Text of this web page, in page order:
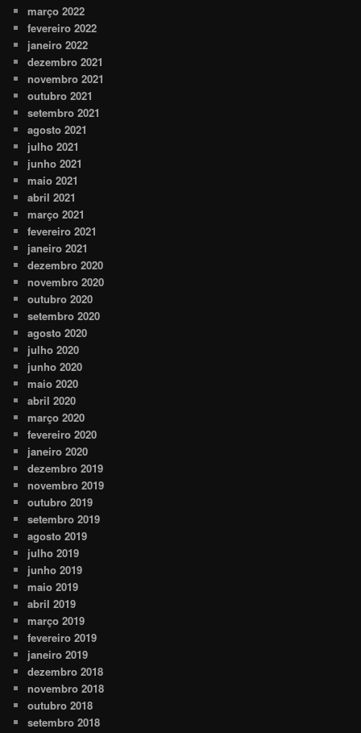
março 2022
fevereiro 2022
janeiro 2022
dezembro 2021
novembro 2021
outubro 2021
setembro 2021
agosto 2021
julho 2021
junho 2021
maio 2021
abril 2021
março 2021
fevereiro 2021
janeiro 2021
dezembro 2020
novembro 2020
outubro 2020
setembro 2020
agosto 2020
julho 2020
junho 2020
maio 2020
abril 2020
março 2020
fevereiro 2020
janeiro 2020
dezembro 2019
novembro 2019
outubro 2019
setembro 2019
agosto 2019
julho 2019
junho 2019
maio 2019
abril 2019
março 2019
fevereiro 2019
janeiro 2019
dezembro 2018
novembro 2018
outubro 2018
setembro 2018